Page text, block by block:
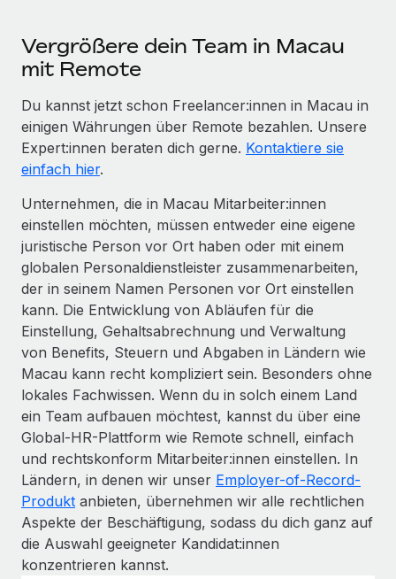
Vergrößere dein Team in Macau
mit Remote
Du kannst jetzt schon Freelancer:innen in Macau in
einigen Währungen über Remote bezahlen. Unsere
Expert:innen beraten dich gerne. Kontaktiere sie
einfach hier.
Unternehmen, die in Macau Mitarbeiter:innen
einstellen möchten, müssen entweder eine eigene
juristische Person vor Ort haben oder mit einem
globalen Personaldienstleister zusammenarbeiten,
der in seinem Namen Personen vor Ort einstellen
kann. Die Entwicklung von Abläufen für die
Einstellung, Gehaltsabrechnung und Verwaltung
von Benefits, Steuern und Abgaben in Ländern wie
Macau kann recht kompliziert sein. Besonders ohne
lokales Fachwissen. Wenn du in solch einem Land
ein Team aufbauen möchtest, kannst du über eine
Global-HR-Plattform wie Remote schnell, einfach
und rechtskonform Mitarbeiter:innen einstellen. In
Ländern, in denen wir unser Employer-of-Record-
Produkt anbieten, übernehmen wir alle rechtlichen
Aspekte der Beschäftigung, sodass du dich ganz auf
die Auswahl geeigneter Kandidat:innen
konzentrieren kannst.